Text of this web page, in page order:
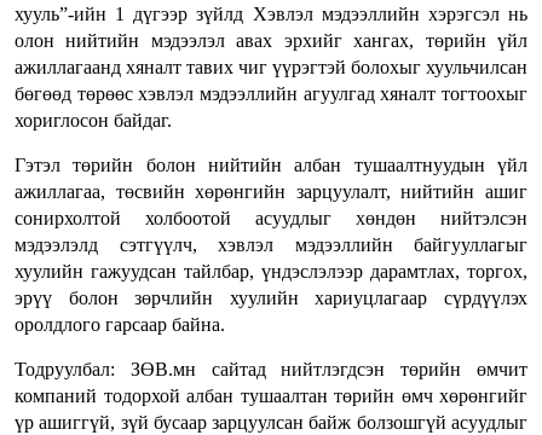
хууль”-ийн 1 дүгээр зүйлд Хэвлэл мэдээллийн хэрэгсэл нь
олон нийтийн мэдээлэл авах эрхийг хангах, төрийн үйл
ажиллагаанд хяналт тавих чиг үүрэгтэй болохыг хуульчилсан
бөгөөд төрөөс хэвлэл мэдээллийн агуулгад хяналт тогтоохыг
хориглосон байдаг.
Гэтэл төрийн болон нийтийн албан тушаалтнуудын үйл
ажиллагаа, төсвийн хөрөнгийн зарцуулалт, нийтийн ашиг
сонирхолтой холбоотой асуудлыг хөндөн нийтэлсэн
мэдээлэлд сэтгүүлч, хэвлэл мэдээллийн байгууллагыг
хуулийн гажуудсан тайлбар, үндэслэлээр дарамтлах, торгох,
эрүү болон зөрчлийн хуулийн хариуцлагаар сүрдүүлэх
оролдлого гарсаар байна.
Тодруулбал: ЗӨВ.мн сайтад нийтлэгдсэн төрийн өмчит
компаний тодорхой албан тушаалтан төрийн өмч хөрөнгийг
үр ашиггүй, зүй бусаар зарцуулсан байж болзошгүй асуудлыг